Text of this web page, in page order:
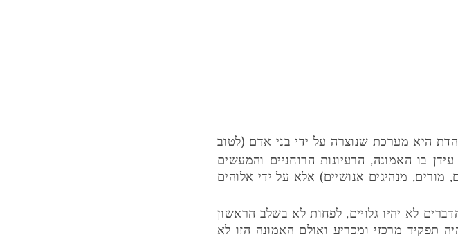
היא מערכת שנוצרה על ידי בני אדם (לטוב
בו האמונה, הרעיונות הרוחניים והמעשים
מורים, מנהיגים אנושיים) אלא על ידי אלוהים
לא יהיו גלויים, לפחות לא בשלב הראשון
תפקיד מרכזי ומכריע ואולם האמונה הזו לא